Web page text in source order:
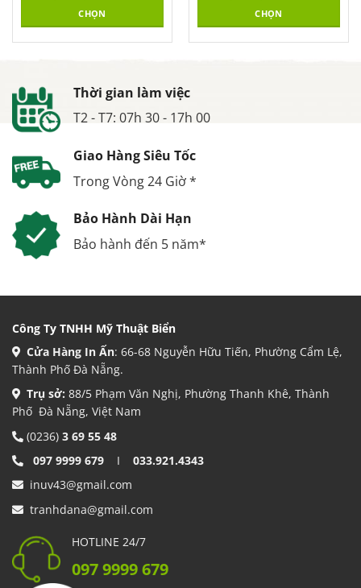
CHỌN
CHỌN
Thời gian làm việc
T2 - T7: 07h 30 - 17h 00
Giao Hàng Siêu Tốc
Trong Vòng 24 Giờ *
Bảo Hành Dài Hạn
Bảo hành đến 5 năm*
Công Ty TNHH Mỹ Thuật Biển
Cửa Hàng In Ấn: 66-68 Nguyễn Hữu Tiến, Phường Cẩm Lệ,
Thành Phố Đà Nẵng.
Trụ sở: 88/5 Phạm Văn Nghị, Phường Thanh Khê, Thành
Phố Đà Nẵng, Việt Nam
(0236) 3 69 55 48
097 9999 679 I 033.921.4343
inuv43@gmail.com
tranhdana@gmail.com
HOTLINE 24/7
097 9999 679